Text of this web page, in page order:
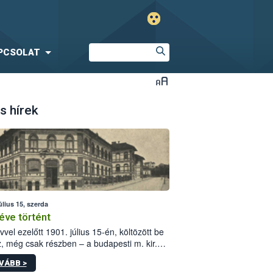
hírek
15, szerda
történt
ezelőtt 1901. július 15-én, költözött be
még csak részben – a budapesti m. kir.
állomás a Kis Rókus utca
alatti, Czigler Győző által tervezett új
>